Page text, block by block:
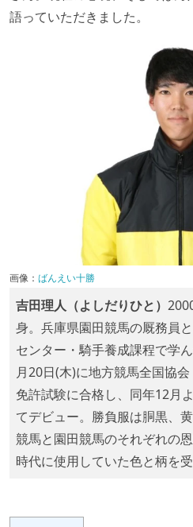
語っていただきました。
画像： ばんえい十勝
吉田理人（よしだりひと）
身。兵庫県園田競馬の厩務員
センター・騎手養成課程で学
月20日(木)に地方競馬全国協
免許試験に合格し、同年12月
てデビュー。勝負服は胴黒、
競馬と園田競馬のそれぞれの
時代に使用していた色と柄を受